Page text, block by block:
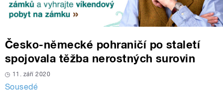
Česko-německé pohraničí po staletí
spojovala těžba nerostných surovin
11. září 2020
Sousedé